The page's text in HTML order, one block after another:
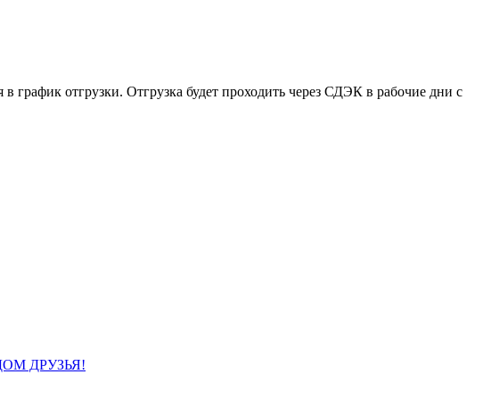
график отгрузки. Отгрузка будет проходить через СДЭК в рабочие дни с
ДРУЗЬЯ!